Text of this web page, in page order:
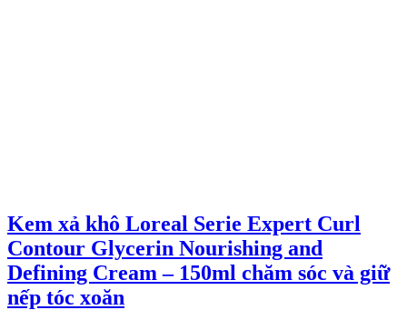
Kem xả khô Loreal Serie Expert Curl
Contour Glycerin Nourishing and
Defining Cream – 150ml chăm sóc và giữ
nếp tóc xoăn